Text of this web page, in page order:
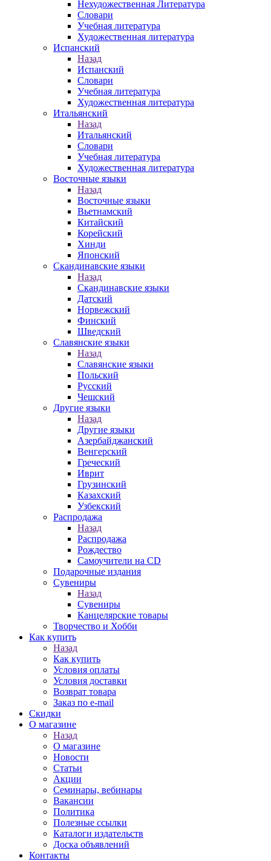
Нехудожественная Литература
Словари
Учебная литература
Художественная литература
Испанский
Назад
Испанский
Словари
Учебная литература
Художественная литература
Итальянский
Назад
Итальянский
Словари
Учебная литература
Художественная литература
Восточные языки
Назад
Восточные языки
Вьетнамский
Китайский
Корейский
Хинди
Японский
Скандинавские языки
Назад
Скандинавские языки
Датский
Норвежский
Финский
Шведский
Славянские языки
Назад
Славянские языки
Польский
Русский
Чешский
Другие языки
Назад
Другие языки
Азербайджанский
Венгерский
Греческий
Иврит
Грузинский
Казахский
Узбекский
Распродажа
Назад
Распродажа
Рождество
Самоучители на CD
Подарочные издания
Сувениры
Назад
Сувениры
Канцелярские товары
Творчество и Хобби
Как купить
Назад
Как купить
Условия оплаты
Условия доставки
Возврат товара
Заказ по e-mail
Скидки
О магазине
Назад
О магазине
Новости
Статьи
Акции
Семинары, вебинары
Вакансии
Политика
Полезные ссылки
Каталоги издательств
Доска объявлений
Контакты